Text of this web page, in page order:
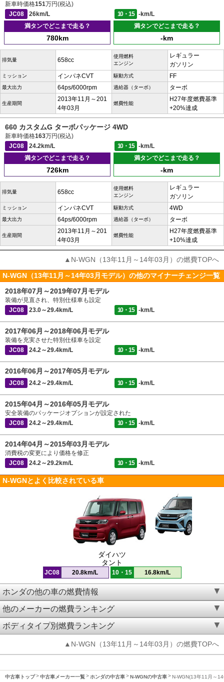
新車時価格151万円(税込)
JC08
26km/L 10・15
-km/L
満タンでどこまで走る？
780km
満タンでどこまで走る？
-km
排気量 658cc
使用燃料
エンジン
レギュラー
ガソリン
ミッション インパネCVT 駆動方式 FF
最大出力 64ps/6000rpm 過給器（ターボ） ターボ
生産期間
2013年11月～201
4年03月
燃費性能
H27年度燃費基準
+20%達成
660 カスタムG ターボパッケージ 4WD
新車時価格163万円(税込)
JC08
24.2km/L 10・15
-km/L
満タンでどこまで走る？
726km
満タンでどこまで走る？
-km
排気量 658cc
使用燃料
エンジン
レギュラー
ガソリン
ミッション インパネCVT 駆動方式 4WD
最大出力 64ps/6000rpm 過給器（ターボ） ターボ
生産期間
2013年11月～201
4年03月
燃費性能
H27年度燃費基準
+10%達成
▲N-WGN（13年11月～14年03月）の燃費TOPへ
N-WGN（13年11月～14年03月モデル）の他のマイナーチェンジ一覧
2018年07月～2019年07月モデル
装備が見直され、特別仕様車も設定
JC08
23.0～29.4km/L 10・15 -km/L
2017年06月～2018年06月モデル
装備を充実させた特別仕様車を設定
JC08
24.2～29.4km/L 10・15 -km/L
2016年06月～2017年05月モデル
JC08 24.2～29.4km/L 10・15 -km/L
2015年04月～2016年05月モデル
安全装備のパッケージオプションが設定された
JC08
24.2～29.4km/L 10・15 -km/L
2014年04月～2015年03月モデル
消費税の変更により価格を修正
JC08
24.2～29.2km/L 10・15 -km/L
N-WGNとよく比較されている車
ダイハツ
タント
JC08 20.8km/L 10・15 16.8km/L
ホンダの他の車の燃費情報
他のメーカーの燃費ランキング
ボディタイプ別燃費ランキング
▲N-WGN（13年11月～14年03月）の燃費TOPへ
中古車トップ 中古車メーカー一覧 ホンダの中古車 N-WGNの中古車 N-WGN(13年11月～